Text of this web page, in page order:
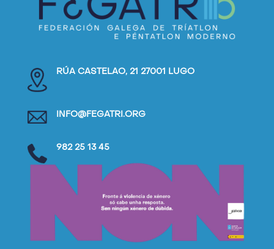
RÚA CASTELAO, 21 27001 LUGO
INFO@FEGATRI.ORG
982 25 13 45